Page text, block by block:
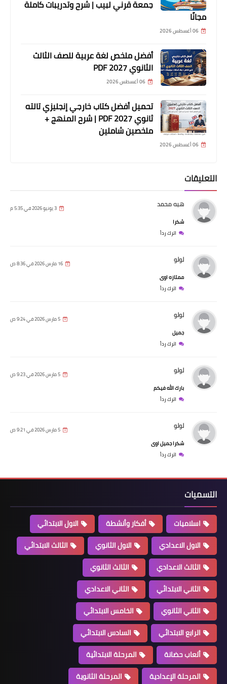
جمعة قرني لبيب | شرح وتدريبات كاملة
مجانًا
06 أغسطس 2026
أفضل ملخص لغة عربية للصف الثالث
الثانوي 2027 PDF
06 أغسطس 2026
تحميل أفضل كتاب خارجي إنجليزي تالته
ثانوي 2027 PDF | شرح المنهج +
ملخصين شاملين
06 أغسطس 2026
التعليقات
هبه محمد 3 يونيو 2026 في 5:35 م
شكرا
اترك رداً
لولو 16 مارس 2026 في 8:36 ص
ممتازه اوى
اترك رداً
لولو 5 مارس 2026 في 9:24 ص
جميل
اترك رداً
لولو 5 مارس 2026 في 9:23 ص
بارك الله فيكم
اترك رداً
لولو 5 مارس 2026 في 9:21 ص
شكرا جميل اوى
اترك رداً
التسميات
اسلاميات أفكار وأنشطة
الاول الابتدائي
الاول الاعدادي
الاول الثانوي
الثالث الابتدائي
الثالث الاعدادي
الثالث الثانوي
الثاني الابتدائي
الثاني الاعدادي
الثاني الثانوي
الخامس الابتدائي
الرابع الابتدائي
السادس الابتدائي
ألعاب حضانة
المرحلة الابتدائية
المرحلة الإعدادية
المرحلة الثانوية